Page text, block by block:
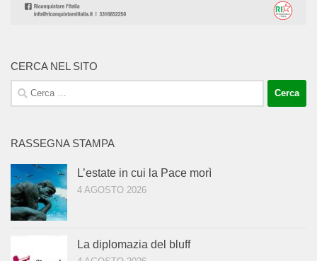
CERCA NEL SITO
Ricerca
per:
RASSEGNA STAMPA
L’estate in cui la Pace morì
4 AGOSTO 2026
La diplomazia del bluff